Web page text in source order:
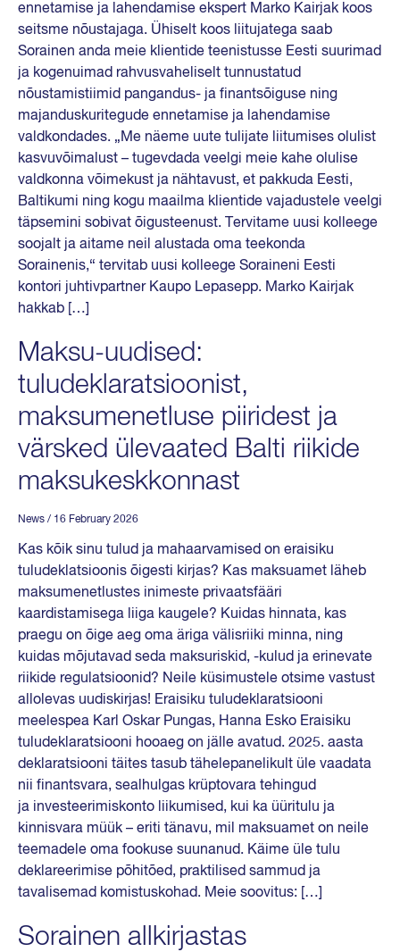
ennetamise ja lahendamise ekspert Marko Kairjak koos
seitsme nõustajaga. Ühiselt koos liitujatega saab
Sorainen anda meie klientide teenistusse Eesti suurimad
ja kogenuimad rahvusvaheliselt tunnustatud
nõustamistiimid pangandus- ja finantsõiguse ning
majanduskuritegude ennetamise ja lahendamise
valdkondades. „Me näeme uute tulijate liitumises olulist
kasvuvõimalust – tugevdada veelgi meie kahe olulise
valdkonna võimekust ja nähtavust, et pakkuda Eesti,
Baltikumi ning kogu maailma klientide vajadustele veelgi
täpsemini sobivat õigusteenust. Tervitame uusi kolleege
soojalt ja aitame neil alustada oma teekonda
Sorainenis,“ tervitab uusi kolleege Soraineni Eesti
kontori juhtivpartner Kaupo Lepasepp. Marko Kairjak
hakkab […]
Maksu-uudised:
tuludeklaratsioonist,
maksumenetluse piiridest ja
värsked ülevaated Balti riikide
maksukeskkonnast
News / 16 February 2026
Kas kõik sinu tulud ja mahaarvamised on eraisiku
tuludeklatsioonis õigesti kirjas? Kas maksuamet läheb
maksumenetlustes inimeste privaatsfääri
kaardistamisega liiga kaugele? Kuidas hinnata, kas
praegu on õige aeg oma äriga välisriiki minna, ning
kuidas mõjutavad seda maksuriskid, -kulud ja erinevate
riikide regulatsioonid? Neile küsimustele otsime vastust
allolevas uudiskirjas! Eraisiku tuludeklaratsiooni
meelespea Karl Oskar Pungas, Hanna Esko Eraisiku
tuludeklaratsiooni hooaeg on jälle avatud. 2025. aasta
deklaratsiooni täites tasub tähelepanelikult üle vaadata
nii finantsvara, sealhulgas krüptovara tehingud
ja investeerimiskonto liikumised, kui ka üüritulu ja
kinnisvara müük – eriti tänavu, mil maksuamet on neile
teemadele oma fookuse suunanud. Käime üle tulu
deklareerimise põhitõed, praktilised sammud ja
tavalisemad komistuskohad. Meie soovitus: […]
Sorainen allkirjastas